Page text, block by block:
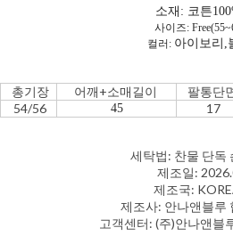
소재: 코튼
사이즈:
컬러: 아이보리,
총기장 어깨+소매길이 팔통단
54/56
45 17
세탁법: 찬물 단독
제조일:
제조국:
제조사: 안나앤블루
고객센터: (주)안나앤블